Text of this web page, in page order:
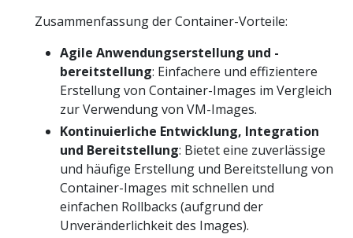
Zusammenfassung der Container-Vorteile:
Agile Anwendungserstellung und -
bereitstellung: Einfachere und effizientere
Erstellung von Container-Images im Vergleich
zur Verwendung von VM-Images.
Kontinuierliche Entwicklung, Integration
und Bereitstellung: Bietet eine zuverlässige
und häufige Erstellung und Bereitstellung von
Container-Images mit schnellen und
einfachen Rollbacks (aufgrund der
Unveränderlichkeit des Images).